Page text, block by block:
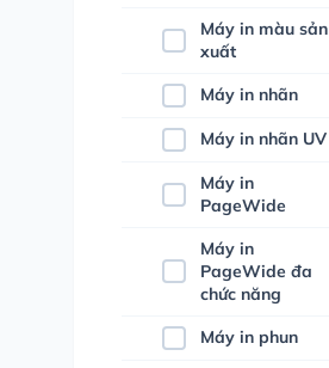
Máy in màu sản
xuất
Máy in nhãn
Máy in nhãn UV
Máy in
PageWide
Máy in
PageWide đa
chức năng
Máy in phun